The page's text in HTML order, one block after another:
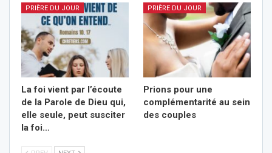
PRIÈRE DU JOUR
La foi vient par l’écoute
de la Parole de Dieu qui,
elle seule, peut susciter
la foi…
PRIÈRE DU JOUR
Prions pour une
complémentarité au sein
des couples